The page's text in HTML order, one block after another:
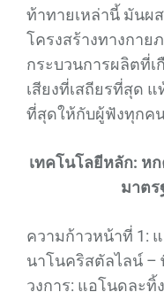
ท้าทายเหล่านี้ มันผ
โครงสร้างทางกาย
กระบวนการผลิตที่เ
เสียงที่เสถียรที่สุด
ที่สุดให้กับผู้ฟังทุกค
เทคโนโลยีหลัก: ห
มาตร
ความก้าวหน้าที่ 1:
นาโนคริสตัลไลน์ –
วงการ: แอโนดละ